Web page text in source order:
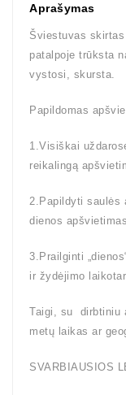
Aprašymas
Šviestuvas
patalpoje trūksta
vystosi, skursta.
Papildomas
1.Visiškai
reikalingą
2.Papildyti saulės
dienos
3.Prailginti
ir žydėjimo
Taigi, su dirbtiniu
metų laikas ar
SVARBIAUSIOS